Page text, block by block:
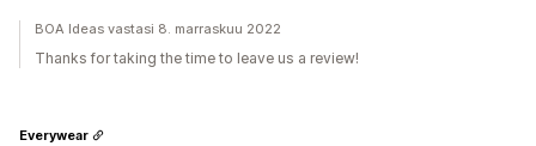
BOA Ideas vastasi 8. marraskuu 2022
Thanks for taking the time to leave us a review!
Everywear